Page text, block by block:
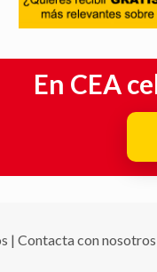
En CEA
| Contacta con nosotros